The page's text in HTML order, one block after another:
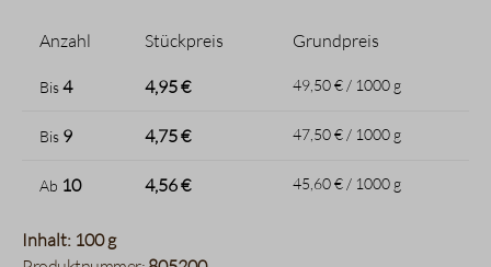
Anzahl Stückpreis Grundpreis
Bis4 4,95 € 49,50 € / 1000 g
Bis 9 4,75 € 47,50 € / 1000 g
Ab 10 4,56 € 45,60 € / 1000 g
Inhalt: 100 g